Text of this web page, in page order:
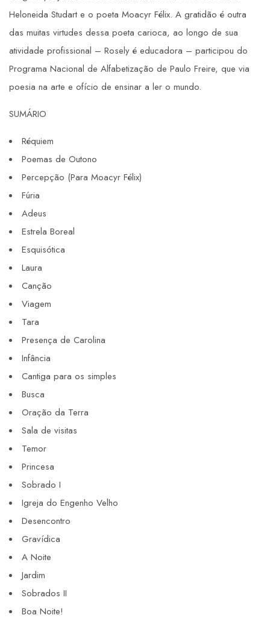
Heloneida Studart e o poeta Moacyr Félix. A gratidão é outra
das muitas virtudes dessa poeta carioca, ao longo de sua
atividade profissional – Rosely é educadora – participou do
Programa Nacional de Alfabetização de Paulo Freire, que via
poesia na arte e ofício de ensinar a ler o mundo.
SUMÁRIO
Réquiem
Poemas de Outono
Percepção (Para Moacyr Félix)
Fúria
Adeus
Estrela Boreal
Esquisótica
Laura
Canção
Viagem
Tara
Presença de Carolina
Infância
Cantiga para os simples
Busca
Oração da Terra
Sala de visitas
Temor
Princesa
Sobrado I
Igreja do Engenho Velho
Desencontro
Gravídica
A Noite
Jardim
Sobrados II
Boa Noite!